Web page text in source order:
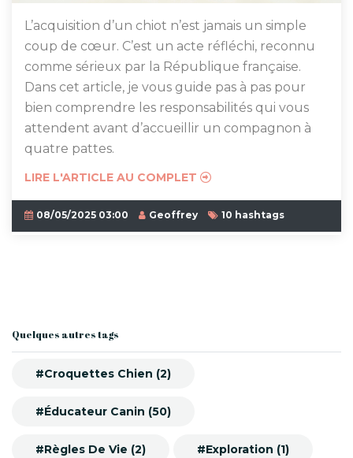
L’acquisition d’un chiot n’est jamais un simple
coup de cœur. C’est un acte réfléchi, reconnu
comme sérieux par la République française.
Dans cet article, je vous guide pas à pas pour
bien comprendre les responsabilités qui vous
attendent avant d’accueillir un compagnon à
quatre pattes.
LIRE L'ARTICLE AU COMPLET
08/05/2025 03:00 Geoffrey 10 hashtags
Quelques autres tags
#Croquettes Chien (2)
#Éducateur Canin (50)
#Règles De Vie (2) #Exploration (1)